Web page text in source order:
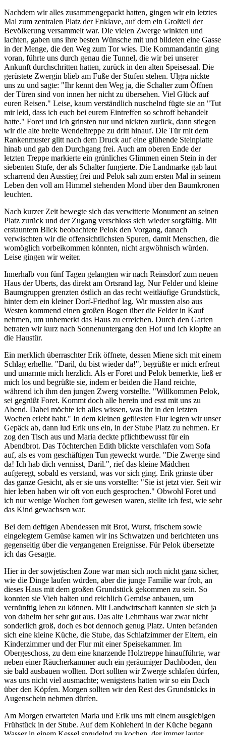
Nachdem wir alles zusammengepackt hatten, gingen wir ein letztes
Mal zum zentralen Platz der Enklave, auf dem ein Großteil der
Bevölkerung versammelt war. Die vielen Zwerge winkten und
lachten, gaben uns ihre besten Wünsche mit und bildeten eine Gasse
in der Menge, die den Weg zum Tor wies. Die Kommandantin ging
voran, führte uns durch genau die Tunnel, die wir bei unserer
Ankunft durchschritten hatten, zurück in den alten Speisesaal. Die
gerüstete Zwergin blieb am Fuße der Stufen stehen. Ulgra nickte
uns zu und sagte: "Ihr kennt den Weg ja, die Schalter zum Öffnen
der Türen sind von innen her nicht zu übersehen. Viel Glück auf
euren Reisen." Leise, kaum verständlich nuschelnd fügte sie an "Tut
mir leid, dass ich euch bei eurem Eintreffen so schroff behandelt
hatte." Foret und ich grinsten nur und nickten zurück, dann stiegen
wir die alte breite Wendeltreppe zu dritt hinauf. Die Tür mit dem
Rankenmuster glitt nach dem Druck auf eine glühende Steinplatte
hinab und gab den Durchgang frei. Auch am oberen Ende der
letzten Treppe markierte ein grünliches Glimmen einen Stein in der
siebenten Stufe, der als Schalter fungierte. Die Landmarke gab laut
scharrend den Ausstieg frei und Pelok sah zum ersten Mal in seinem
Leben den voll am Himmel stehenden Mond über den Baumkronen
leuchten.
Nach kurzer Zeit bewegte sich das verwitterte Monument an seinen
Platz zurück und der Zugang verschloss sich wieder sorgfältig. Mit
erstauntem Blick beobachtete Pelok den Vorgang, danach
verwischten wir die offensichtlichsten Spuren, damit Menschen, die
womöglich vorbeikommen könnten, nicht argwöhnisch würden.
Leise gingen wir weiter.
Innerhalb von fünf Tagen gelangten wir nach Reinsdorf zum neuen
Haus der Uberts, das direkt am Ortsrand lag. Nur Felder und kleine
Baumgruppen grenzten östlich an das recht weitläufige Grundstück,
hinter dem ein kleiner Dorf-Friedhof lag. Wir mussten also aus
Westen kommend einen großen Bogen über die Felder in Kauf
nehmen, um unbemerkt das Haus zu erreichen. Durch den Garten
betraten wir kurz nach Sonnenuntergang den Hof und ich klopfte an
die Haustür.
Ein merklich überraschter Erik öffnete, dessen Miene sich mit einem
Schlag erhellte. "Daril, du bist wieder da!", begrüßte er mich erfreut
und umarmte mich herzlich. Als er Foret und Pelok bemerkte, ließ er
mich los und begrüßte sie, indem er beiden die Hand reichte,
während ich ihm den jungen Zwerg vorstellte. "Willkommen Pelok,
sei gegrüßt Foret. Kommt doch alle herein und esst mit uns zu
Abend. Dabei möchte ich alles wissen, was ihr in den letzten
Wochen erlebt habt." In dem kleinen gefliesten Flur legten wir unser
Gepäck ab, dann lud Erik uns ein, in der Stube Platz zu nehmen. Er
zog den Tisch aus und Maria deckte pflichtbewusst für ein
Abendbrot. Das Töchterchen Edith blickte verschlafen vom Sofa
auf, als es vom geschäftigen Tun geweckt wurde. "Die Zwerge sind
da! Ich hab dich vermisst, Daril.", rief das kleine Mädchen
aufgeregt, sobald es verstand, was vor sich ging. Erik grinste über
das ganze Gesicht, als er sie uns vorstellte: "Sie ist jetzt vier. Seit wir
hier leben haben wir oft von euch gesprochen." Obwohl Foret und
ich nur wenige Wochen fort gewesen waren, stellte ich fest, wie sehr
das Kind gewachsen war.
Bei dem deftigen Abendessen mit Brot, Wurst, frischem sowie
eingelegtem Gemüse kamen wir ins Schwatzen und berichteten uns
gegenseitig über die vergangenen Ereignisse. Für Pelok übersetzte
ich das Gesagte.
Hier in der sowjetischen Zone war man sich noch nicht ganz sicher,
wie die Dinge laufen würden, aber die junge Familie war froh, an
dieses Haus mit dem großen Grundstück gekommen zu sein. So
konnten sie Vieh halten und reichlich Gemüse anbauen, um
vernünftig leben zu können. Mit Landwirtschaft kannten sie sich ja
von daheim her sehr gut aus. Das alte Lehmhaus war zwar nicht
sonderlich groß, doch es bot dennoch genug Platz. Unten befanden
sich eine kleine Küche, die Stube, das Schlafzimmer der Eltern, ein
Kinderzimmer und der Flur mit einer Speisekammer. Im
Obergeschoss, zu dem eine knarzende Holztreppe hinaufführte, war
neben einer Räucherkammer auch ein geräumiger Dachboden, den
sie bald ausbauen wollten. Dort sollten wir Zwerge schlafen dürfen,
was uns nicht viel ausmachte; wenigstens hatten wir so ein Dach
über den Köpfen. Morgen sollten wir den Rest des Grundstücks in
Augenschein nehmen dürfen.
Am Morgen erwarteten Maria und Erik uns mit einem ausgiebigen
Frühstück in der Stube. Auf dem Kohleherd in der Küche begann